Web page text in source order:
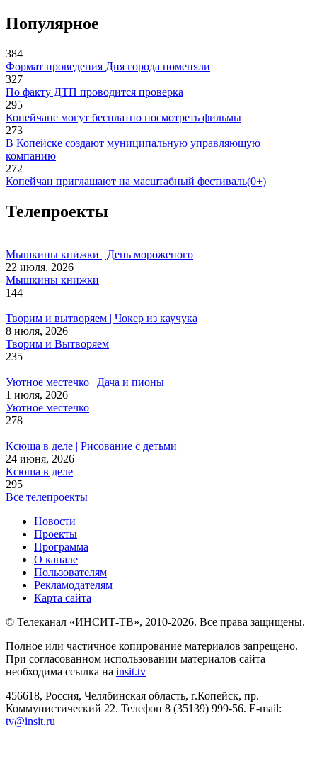
Популярное
384
Формат проведения Дня города поменяли
327
По факту ДТП проводится проверка
295
Копейчане могут бесплатно посмотреть фильмы
273
В Копейске создают муниципальную управляющую
компанию
272
Копейчан приглашают на масштабный фестиваль(0+)
Телепроекты
Мышкины книжки | День мороженого
22 июля, 2026
Мышкины книжки
144
Творим и вытворяем | Чокер из каучука
8 июля, 2026
Творим и Вытворяем
235
Уютное местечко | Дача и пионы
1 июля, 2026
Уютное местечко
278
Ксюша в деле | Рисование с детьми
24 июня, 2026
Ксюша в деле
295
Все телепроекты
Новости
Проекты
Программа
О канале
Пользователям
Рекламодателям
Карта сайта
© Телеканал «ИНСИТ-ТВ», 2010-2026. Все права защищены.
Полное или частичное копирование материалов запрещено.
При согласованном использовании материалов сайта
необходима ссылка на insit.tv
456618, Россия, Челябинская область, г.Копейск, пр.
Коммунистический 22. Телефон 8 (35139) 999-56. E-mail:
tv@insit.ru